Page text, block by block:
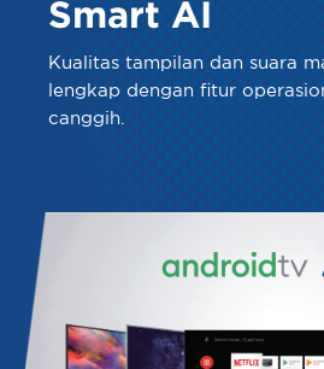
Smart AI
Kualitas tampilan dan suara
lengkap dengan fitur
canggih.